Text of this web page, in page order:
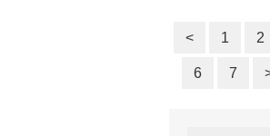
< 1 2
6 7